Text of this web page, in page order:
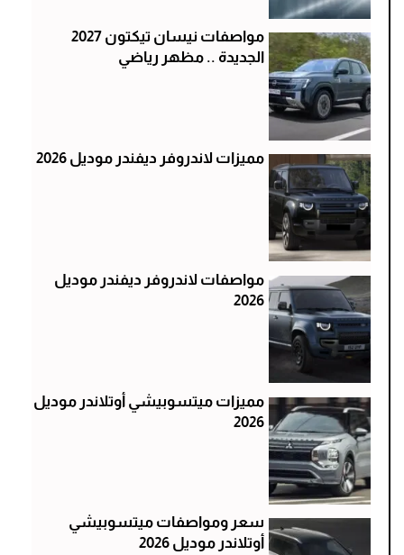
مواصفات نيسان تيكتون 2027
الجديدة .. مظهر رياضي
مميزات لاندروفر ديفندر موديل 2026
مواصفات لاندروفر ديفندر موديل
2026
مميزات ميتسوبيشي أوتلاندر موديل
2026
سعر ومواصفات ميتسوبيشي
أوتلاندر موديل 2026